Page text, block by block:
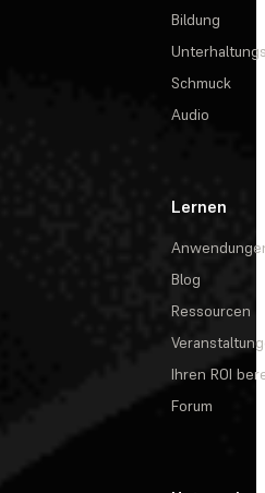
Bildung
Schmuck
Audio
Lernen
Blog
Ressourcen
Ihren ROI
Forum